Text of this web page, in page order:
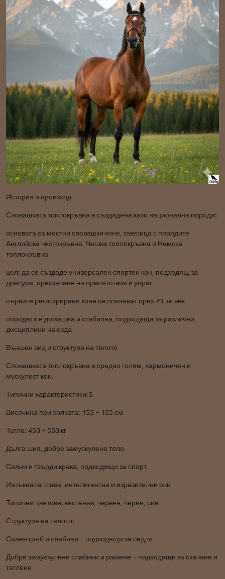
История и произход
Словашката топлокръвна е създадена като национална порода:
основата са местни словашки коне, смесица с породите
Английска чистокръвна, Чешка топлокръвна и Немска
топлокръвна
цел: да се създаде универсален спортен кон, подходящ за
дресура, прескачане на препятствия и упряг
първите регистрирани коне се появяват през 20-ти век
породата е домашна и стабилна, подходяща за различни
дисциплини на езда
Външен вид и структура на тялото
Словашката топлокръвна е средно голям, хармоничен и
мускулест кон.
Типични характеристики:6
Височина при холката: 155 – 165 см
Тегло: 450 – 550 кг
Дълга шия, добре замускулено тяло
Силни и твърди крака, подходящи за спорт
Изпъкнала глава, интелигентни и изразителни очи
Типични цветове: кестеняв, червен, черен, сив
Структура на тялото:
Силен гръб и слабини – подходящи за седло
Добре замускулени слабини и рамене – подходящи за скачане и
теглене